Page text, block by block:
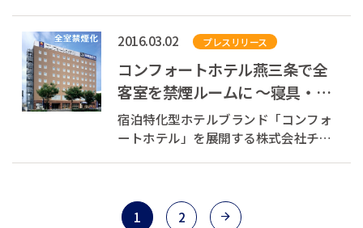
テルズジャパン)は、2016年3月14日、新たなキービジュ
アルをコンフォートホテル公式Webサイトで公開し...
2016.03.02 プレスリリース
コンフォートホテル燕三条で全
客室を禁煙ルームに ～寝具・内
装の刷新を実施～
宿泊特化型ホテルブランド「コンフォ
ートホテル」を展開する株式会社チョ
2016年2月25日、コンフォートホテル
1 2